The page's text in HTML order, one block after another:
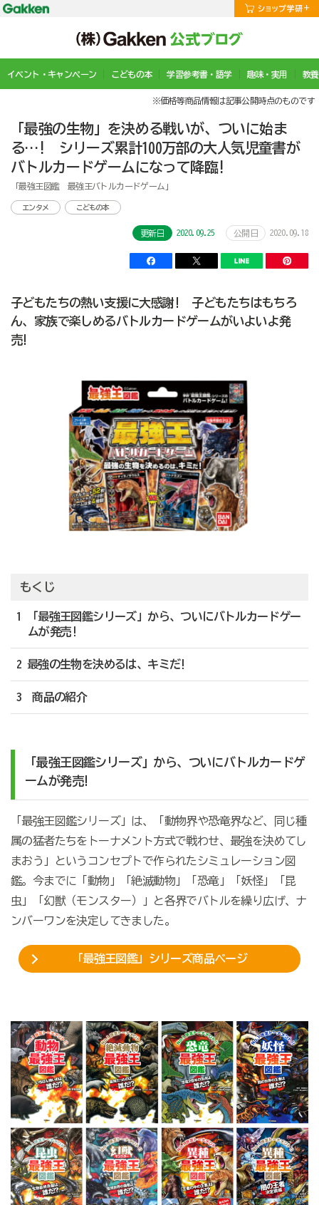
イベント・キャンペーン こどもの本 学習参考書・語学 趣味・実用 教
※価格等商品情報は記事公開時点のものです
「最強の生物」を決める戦いが、ついに始ま
る…! シリーズ累計100万部の大人気児童書が
バトルカードゲームになって降臨!
「最強王図鑑 最強王バトルカードゲーム」
エンタメ こどもの本
更新日 2020.09.25 公開日 2020.09.18
子どもたちの熱い支援に大感謝! 子どもたちはもちろ
ん、家族で楽しめるバトルカードゲームがいよいよ発
売!
もくじ
1 「最強王図鑑シリーズ」から、ついにバトルカードゲー
ムが発売!
2 最強の生物を決めるは、キミだ!
3 商品の紹介
「最強王図鑑シリーズ」から、ついにバトルカードゲ
ームが発売!
「最強王図鑑シリーズ」は、「動物界や恐竜界など、同じ種
属の猛者たちをトーナメント方式で戦わせ、最強を決めてし
まおう」というコンセプトで作られたシミュレーション図
鑑。今までに「動物」「絶滅動物」「恐竜」「妖怪」「昆
虫」「幻獣（モンスター）」と各界でバトルを繰り広げ、ナ
ンバーワンを決定してきました。
「最強王図鑑」シリーズ商品ページ